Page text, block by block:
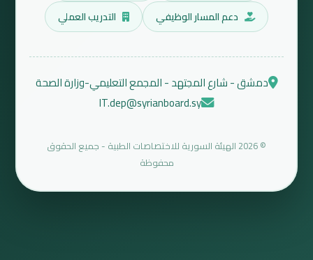
دعم المسار الوظيفي
التدريب العملي
دمشق - شارع المجتهد - المجمع التعليمي-وزارة الصحة
IT.dep@syrianboard.sy
© 2026 الهيئة السورية للاختصاصات الطبية - جميع الحقوق
محفوظة